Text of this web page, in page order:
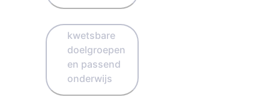
kwetsbare
doelgroepen
en passend
onderwijs